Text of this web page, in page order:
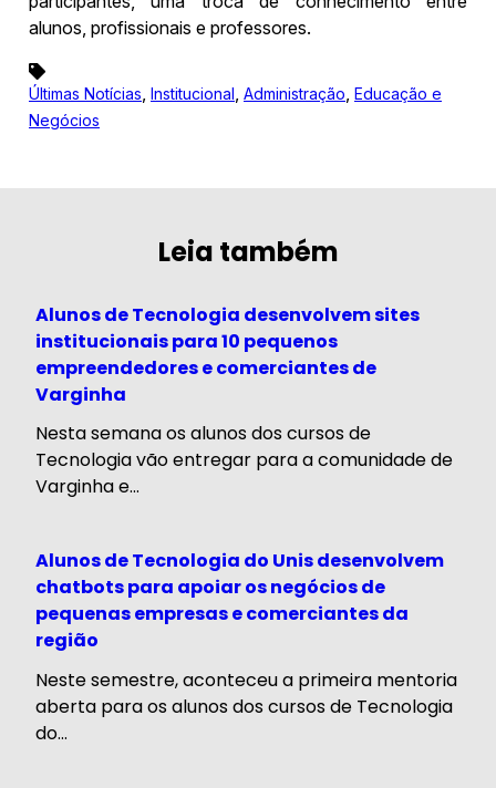
alunos, profissionais e professores.
Últimas Notícias Institucional Administração Educação e
Negócios
Leia também
Alunos de Tecnologia desenvolvem sites
institucionais para 10 pequenos
empreendedores e comerciantes de
Varginha
Nesta semana os alunos dos cursos de
Tecnologia vão entregar para a comunidade de
Varginha e...
Alunos de Tecnologia do Unis desenvolvem
chatbots para apoiar os negócios de
pequenas empresas e comerciantes da
região
Neste semestre, aconteceu a primeira mentoria
aberta para os alunos dos cursos de Tecnologia
do...